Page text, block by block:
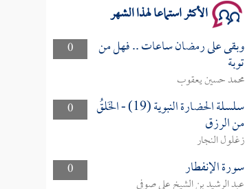
الأكثر استماعا لهذا الشهر
0 وبقى على رمضان ساعات .. فهل من
توبة
محمد حسين يعقوب
0
سلسلة الحضارة النبوية (19) - الخَلقُ
من الرزق
زغلول النجار
0
سورة الإنفطار